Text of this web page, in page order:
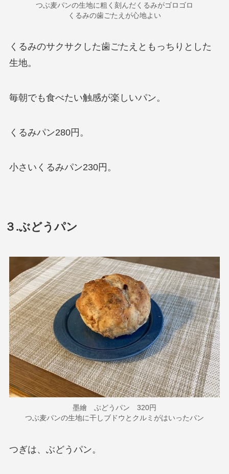
つぶ麦パンの生地に粗く刻んだくるみがゴロゴロ
くるみの歯ごたえが心地よい
くるみのサクサクした歯ごたえともっちりとした
生地。
毎朝でも食べたい触感が楽しいパン。
くるみパン280円。
小さいくるみパン230円。
３.ぶどうパン
墨繪 ぶどうパン 320円
つぶ麦パンの生地に干しブドウとクルミがはいったパン
つぎは、ぶどうパン。